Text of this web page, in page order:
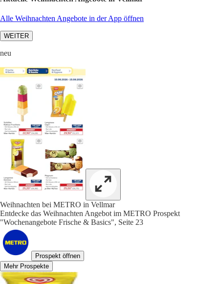
Alle Weihnachten Angebote in der App öffnen
WEITER
neu
Weihnachten bei METRO in Vellmar
Entdecke das Weihnachten Angebot im METRO Prospekt
"Wochenangebote Frische & Basics", Seite 23
Prospekt öffnen
Mehr Prospekte